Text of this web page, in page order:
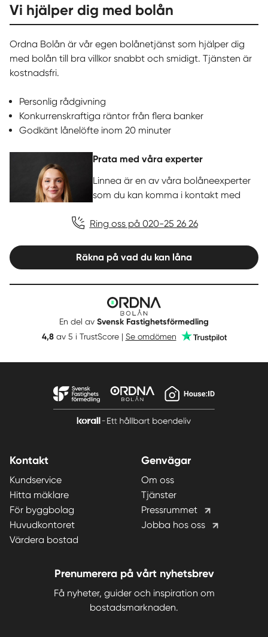
Vi hjälper dig med bolån
Ordna Bolån är vår egen bolånetjänst som hjälper dig
med bolån till bra villkor snabbt och smidigt. Tjänsten är
kostnadsfri.
Personlig rådgivning
Konkurrenskraftiga räntor från flera banker
Godkänt lånelöfte inom 20 minuter
Prata med våra experter
Linnea är en av våra bolåneexperter
som du kan komma i kontakt med
Ring oss på 020-25 26 26
Räkna på vad du kan låna
Ordna
Bolån
En del av Svensk Fastighetsförmedling
4,8av 5 i TrustScore | Se omdömen Trustpilot
Kontakt
Kundservice
Hitta mäklare
För byggbolag
Huvudkontoret
Värdera bostad
Genvägar
Om oss
Tjänster
Pressrummet
Jobba hos oss
Prenumerera på vårt nyhetsbrev
Få nyheter, guider och inspiration om
bostadsmarknaden.